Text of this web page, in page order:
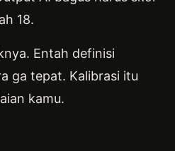
18.
Entah definisi
ga tepat. Kalibrasi itu
kamu.